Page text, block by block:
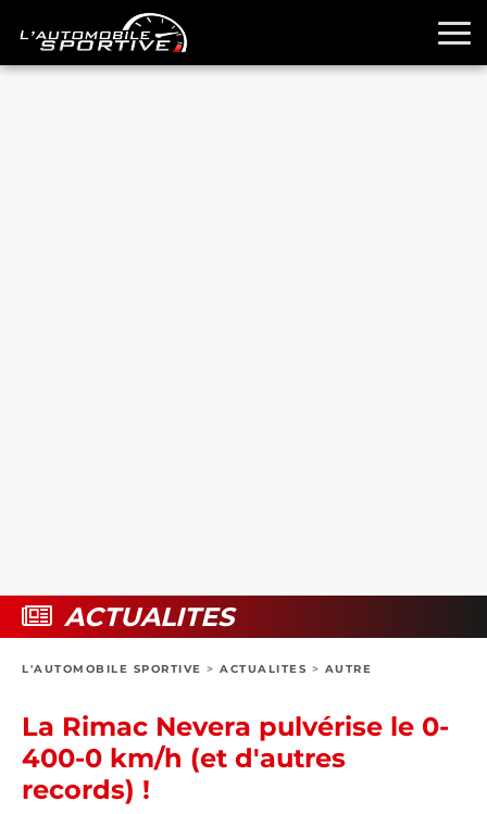
BOUTIQUE
ACTUALITES
L'AUTOMOBILE SPORTIVE > ACTUALITES > AUTRE
La Rimac Nevera pulvérise le 0-
400-0 km/h (et d'autres
records) !